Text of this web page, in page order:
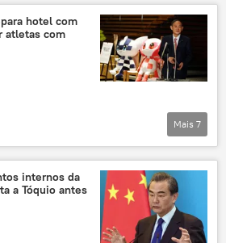
Notícias
COVID-19
hotel com
atletas com
meados de abril no mundo
Ásia e Oceania
Japão
Mais 7
internos da
a Tóquio antes